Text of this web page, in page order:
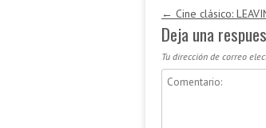
Navegación de entradas
← Cine clásico:
Deja una
Tu dirección de correo